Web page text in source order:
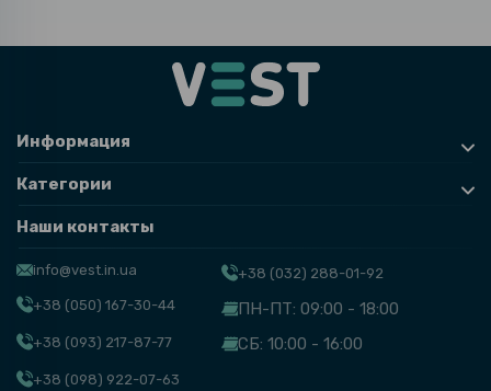
Информация
Категории
Наши контакты
info@vest.in.ua
+38 (050) 167-30-44
+38 (093) 217-87-77
+38 (098) 922-07-63
+38 (032) 288-01-92
ПН-ПТ: 09:00 - 18:00
СБ: 10:00 - 16:00